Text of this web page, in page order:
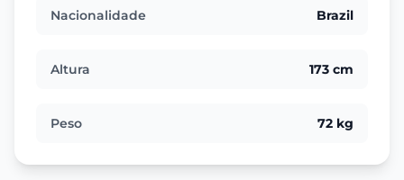
Nacionalidade Brazil
Altura 173 cm
Peso 72 kg